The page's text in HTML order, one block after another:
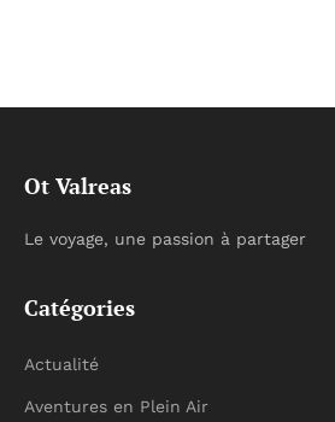
Ot Valreas
Le voyage, une passion à partager
Catégories
Actualité
Aventures en Plein Air